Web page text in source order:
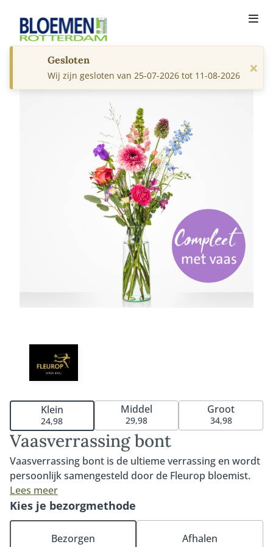
Vaasverrassing bont
Vaasverrassing bont is de ultieme verrassing en wordt
persoonlijk samengesteld door de Fleurop bloemist.
De vaasverrassing is een combinatie van een moderne
vaas beschikbaar in 3 formaten - klein, middel en groot
- met mooie verse seizoensbloemen. De bloemist kiest
de bloemen, snijdt deze voor levering schuin af en
Lees meer
Klein
24,98
Middel
29,98
Groot
34,98
Kies je bezorgmethode
Bezorgen Afhalen
Gesloten
Wij zijn gesloten van 25-07-2026 tot 11-08-2026 ×